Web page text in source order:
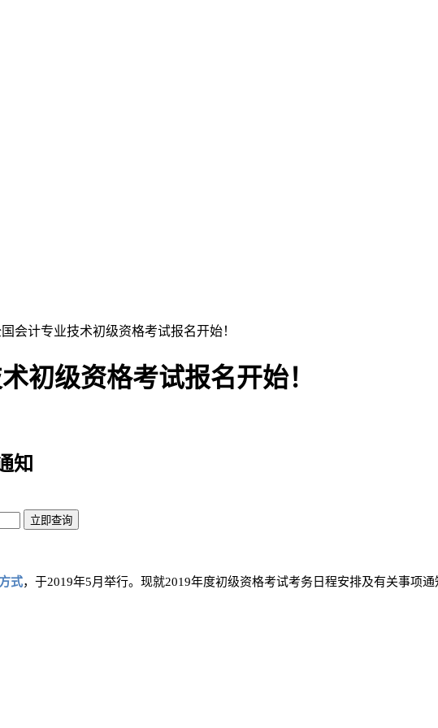
会计专业技术初级资格考试报名开始！
初级资格考试报名开始！
知
立即查询
方式，于2019年5月举行。现就2019年度初级资格考试考务日程安排及有关事项通